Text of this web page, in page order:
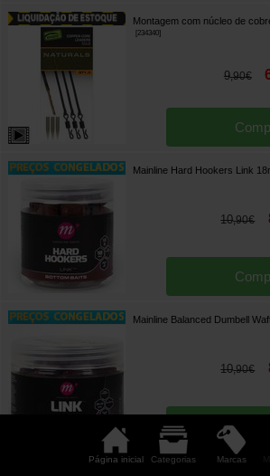
Página inicial Categorias Marcas
Montagem com núcleo de
234340]
9,90€
Mainline Hard Hookers Link
10,90€
Mainline Balanced Dumbell
10,90€